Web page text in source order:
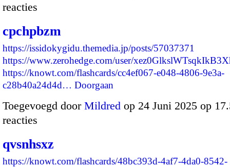
reacties
cpchpbzm
https://issidokygidu.themedia.jp/posts/57037371
https://www.zerohedge.com/user/
https://knowt.com/flashcards/cc4ef067-e048-4806-9e3a-
c28b40a24d4d… Doorgaan
Toegevoegd door Mildred op 24 Juni 2025 op
reacties
qvsnhsxz
https://knowt.com/flashcards/48bc393d-4af7-4da0-8542-